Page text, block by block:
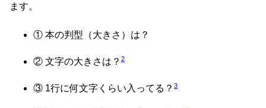
ます。
① 本の判型（大きさ）は？
② 文字の大きさは？ 2
③ 1行に何文字くらい入ってる？ 3